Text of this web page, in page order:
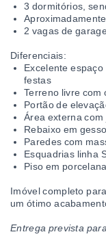
3 dormitórios,
2 vagas de
Diferenciais:
Excelente
festas
Terreno livre com
Portão de
Área externa
Rebaixo em
Paredes com
Esquadrias linha
Piso em
Imóvel completo
um ótimo
Entrega prevista